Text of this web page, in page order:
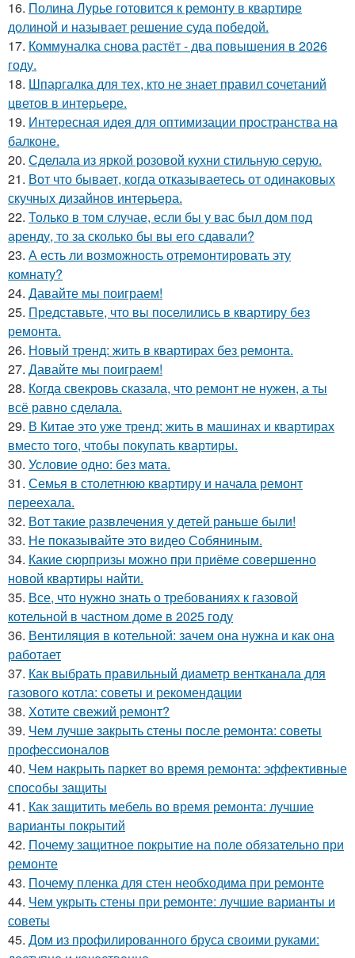
16. Полина Лурье готовится к ремонту в квартире
долиной и называет решение суда победой.
17. Коммуналка снова растёт - два повышения в 2026
году.
18. Шпаргалка для тех, кто не знает правил сочетаний
цветов в интерьере.
19. Интересная идея для оптимизации пространства на
балконе.
20. Сделала из яркой розовой кухни стильную серую.
21. Вот что бывает, когда отказываетесь от одинаковых
скучных дизайнов интерьера.
22. Только в том случае, если бы у вас был дом под
аренду, то за сколько бы вы его сдавали?
23. А есть ли возможность отремонтировать эту
комнату?
24. Давайте мы поиграем!
25. Представьте, что вы поселились в квартиру без
ремонта.
26. Новый тренд: жить в квартирах без ремонта.
27. Давайте мы поиграем!
28. Когда свекровь сказала, что ремонт не нужен, а ты
всё равно сделала.
29. В Китае это уже тренд: жить в машинах и квартирах
вместо того, чтобы покупать квартиры.
30. Условие одно: без мата.
31. Семья в столетнюю квартиру и начала ремонт
переехала.
32. Вот такие развлечения у детей раньше были!
33. Не показывайте это видео Собяниным.
34. Какие сюрпризы можно при приёме совершенно
новой квартиры найти.
35. Все, что нужно знать о требованиях к газовой
котельной в частном доме в 2025 году
36. Вентиляция в котельной: зачем она нужна и как она
работает
37. Как выбрать правильный диаметр вентканала для
газового котла: советы и рекомендации
38. Хотите свежий ремонт?
39. Чем лучше закрыть стены после ремонта: советы
профессионалов
40. Чем накрыть паркет во время ремонта: эффективные
способы защиты
41. Как защитить мебель во время ремонта: лучшие
варианты покрытий
42. Почему защитное покрытие на поле обязательно при
ремонте
43. Почему пленка для стен необходима при ремонте
44. Чем укрыть стены при ремонте: лучшие варианты и
советы
45. Дом из профилированного бруса своими руками: